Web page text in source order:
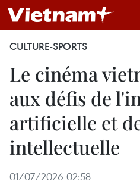
CULTURE-SPORTS
Le cinéma
aux défis de
artificielle et
intellectuelle
01/07/2026 02:58